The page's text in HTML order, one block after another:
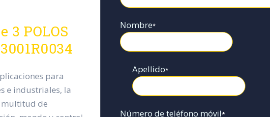
3 POLOS
para
e industriales, la
multitud de
Nombre*
Apellido*
Número de teléfono móvil*